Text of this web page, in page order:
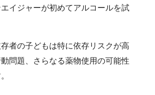
イジャーが初めてアルコールを試
者の子どもは特に依存リスクが高
問題、さらなる薬物使用の可能性